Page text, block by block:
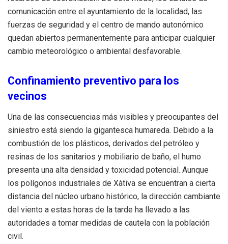
comunicación entre el ayuntamiento de la localidad, las
fuerzas de seguridad y el centro de mando autonómico
quedan abiertos permanentemente para anticipar cualquier
cambio meteorológico o ambiental desfavorable.
Confinamiento preventivo para los
vecinos
Una de las consecuencias más visibles y preocupantes del
siniestro está siendo la gigantesca humareda. Debido a la
combustión de los plásticos, derivados del petróleo y
resinas de los sanitarios y mobiliario de baño, el humo
presenta una alta densidad y toxicidad potencial. Aunque
los polígonos industriales de Xàtiva se encuentran a cierta
distancia del núcleo urbano histórico, la dirección cambiante
del viento a estas horas de la tarde ha llevado a las
autoridades a tomar medidas de cautela con la población
civil.